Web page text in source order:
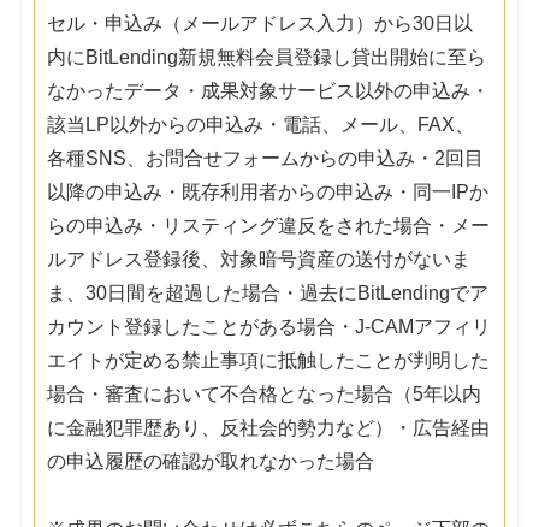
セル・申込み（メールアドレス入力）から30日以
内にBitLending新規無料会員登録し貸出開始に至ら
なかったデータ・成果対象サービス以外の申込み・
該当LP以外からの申込み・電話、メール、FAX、
各種SNS、お問合せフォームからの申込み・2回目
以降の申込み・既存利用者からの申込み・同一IPか
らの申込み・リスティング違反をされた場合・メー
ルアドレス登録後、対象暗号資産の送付がないま
ま、30日間を超過した場合・過去にBitLendingでア
カウント登録したことがある場合・J-CAMアフィリ
エイトが定める禁止事項に抵触したことが判明した
場合・審査において不合格となった場合（5年以内
に金融犯罪歴あり、反社会的勢力など）・広告経由
の申込履歴の確認が取れなかった場合